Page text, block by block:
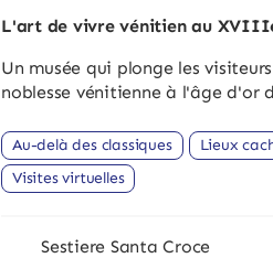
L'art de vivre vénitien au
Un musée qui plonge les
noblesse vénitienne à l'âge d'or
Au-delà des classiques Lieux
Visites virtuelles
Sestiere Santa Croce